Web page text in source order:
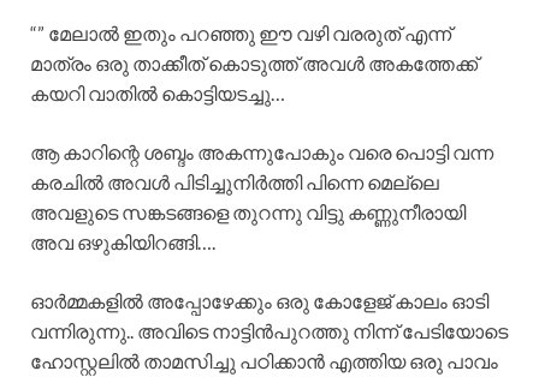
“” മേലാൽ ഇതും പറഞ്ഞു ഈ വഴി വരരുത് എന്ന്
മാത്രം ഒരു താക്കീത് കൊടുത്ത് അവൾ അകത്തേക്ക്
കയറി വാതിൽ കൊട്ടിയടച്ചു…
ആ കാറിന്റെ ശബ്ദം അകന്നുപോകും വരെ പൊട്ടി വന്ന
കരചിൽ അവൾ പിടിച്ചുനിർത്തി പിന്നെ മെല്ലെ
അവളുടെ സങ്കടങ്ങളെ തുറന്നു വിട്ടു കണ്ണുനീരായി
അവ ഒഴുകിയിറങ്ങി….
ഓർമ്മകളിൽ അപ്പോഴേക്കും ഒരു കോളേജ് കാലം ഓടി
വന്നിരുന്നു.. അവിടെ നാട്ടിൻപുറത്തു നിന്ന് പേടിയോടെ
ഹോസ്റ്റലിൽ താമസിച്ചു പഠിക്കാൻ എത്തിയ ഒരു പാവം